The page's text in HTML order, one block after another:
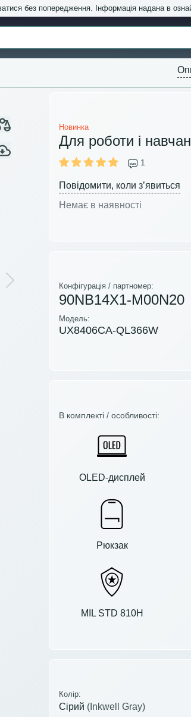
без попередження. Інформація надана в
Next
Новинка
Для роботи і
1
Повідомити, коли з’явиться
Немає в наявності
Конфігурація / партномер:
90NB14X1-M00N20
Модель:
UX8406CA-QL366W
В комплекті / особливості:
OLED-дисплей
Рюкзак
MIL STD 810H
Колір:
Сірий (Inkwell Gray)